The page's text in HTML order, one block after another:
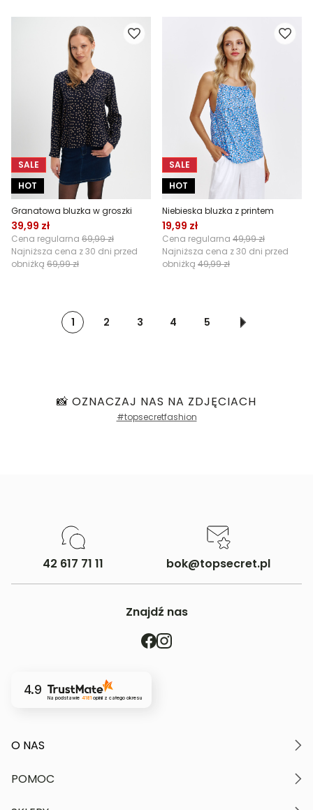
SALE
HOT
Granatowa bluzka w groszki
39,99 zł
Cena regularna 69,99 zł
Najniższa cena z 30 dni przed
obniżką 69,99 zł
SALE
HOT
Niebieska bluzka z printem
19,99 zł
Cena regularna 49,99 zł
Najniższa cena z 30 dni przed
obniżką 49,99 zł
1 2 3 4 5
📸 OZNACZAJ NAS NA ZDJĘCIACH
#topsecretfashion
42 617 71 11 bok@topsecret.pl
Znajdź nas
4.9
Na podstawie 4181opinii z całego okresu
O NAS
Nasze wartości
POMOC